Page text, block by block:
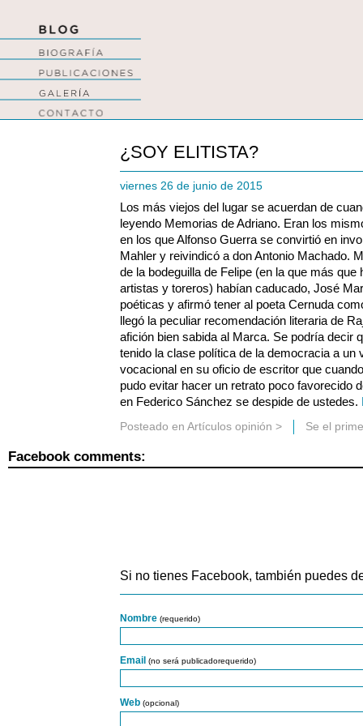
¿SOY ELITISTA?
viernes 26 de junio de 2015
Los más viejos del lugar se acuerdan de
leyendo Memorias de Adriano. Eran los
en los que Alfonso Guerra se convirtió en
Mahler y reivindicó a don Antonio Machado.
de la bodeguilla de Felipe (en la que más
artistas y toreros) habían caducado, José
poéticas y afirmó tener al poeta Cernuda
llegó la peculiar recomendación literaria de
afición bien sabida al Marca. Se podría decir
tenido la clase política de la democracia a un
vocacional en su oficio de escritor que
pudo evitar hacer un retrato poco favorecido
en Federico Sánchez se despide de ustedes.
Posteado en Artículos opinión > Se el
Facebook comments:
Si no tienes Facebook, también puedes
Nombre (requerido)
Email (no será publicadorequerido)
Web (opcional)